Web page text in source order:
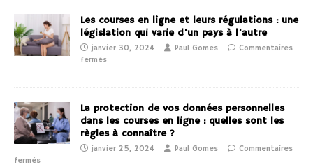
Les courses en ligne et leurs régulations : une
législation qui varie d’un pays à l’autre
janvier 30, 2024 Paul Gomes
Commentaires
fermés
La protection de vos données personnelles
dans les courses en ligne : quelles sont les
règles à connaître ?
janvier 25, 2024 Paul Gomes
Commentaires
fermés